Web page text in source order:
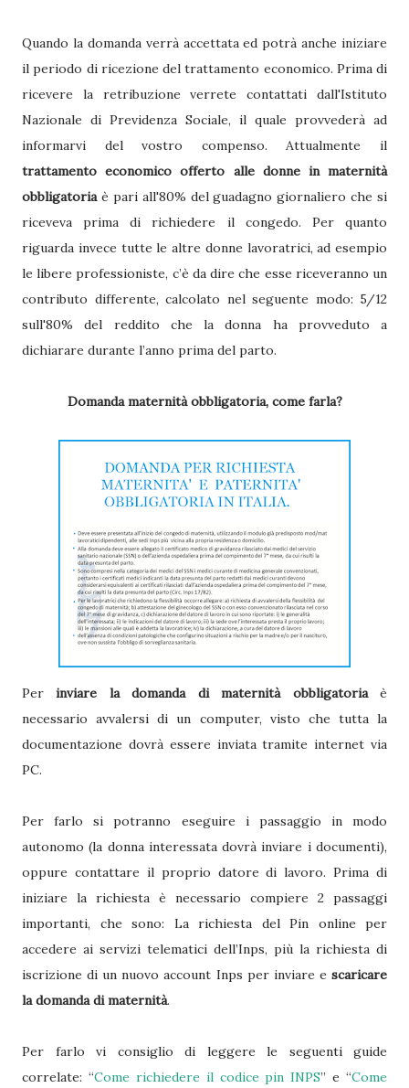
Quando la domanda verrà accettata ed potrà anche iniziare
il periodo di ricezione del trattamento economico. Prima di
ricevere la retribuzione verrete contattati dall'Istituto
Nazionale di Previdenza Sociale, il quale provvederà ad
informarvi del vostro compenso. Attualmente il
trattamento economico offerto alle donne in maternità
obbligatoriaè pari all'80% del guadagno giornaliero che si
riceveva prima di richiedere il congedo. Per quanto
riguarda invece tutte le altre donne lavoratrici, ad esempio
le libere professioniste, c’è da dire che esse riceveranno un
contributo differente, calcolato nel seguente modo: 5/12
sull'80% del reddito che la donna ha provveduto a
dichiarare durante l’anno prima del parto.
Domanda maternità obbligatoria, come farla?
Perinviare la domanda di maternità obbligatoriaè
necessario avvalersi di un computer, visto che tutta la
documentazione dovrà essere inviata tramite internet via
PC.
Per farlo si potranno eseguire i passaggio in modo
autonomo (la donna interessata dovrà inviare i documenti),
oppure contattare il proprio datore di lavoro. Prima di
iniziare la richiesta è necessario compiere 2 passaggi
importanti, che sono: La richiesta del Pin online per
accedere ai servizi telematici dell’Inps, più la richiesta di
iscrizione di un nuovo account Inps per inviare e scaricare
la domanda di maternità.
Per farlo vi consiglio di leggere le seguenti guide
correlate: “Come richiedere il codice pin INPS” e “Come